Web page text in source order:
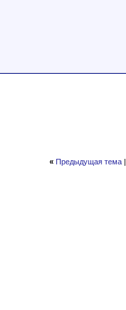
« Предыдущая тема|